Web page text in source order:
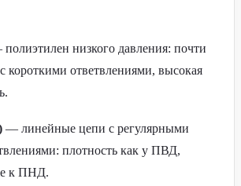
низкого давления: почти
короткими ответвлениями, высокая
— линейные цепи с регулярными
плотность как у ПВД,
к ПНД.